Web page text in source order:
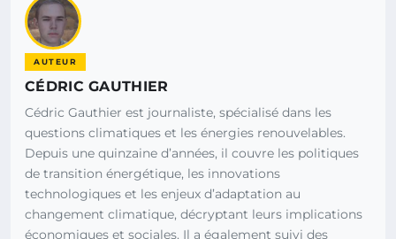
AUTEUR
CÉDRIC GAUTHIER
Cédric Gauthier est journaliste, spécialisé dans les
questions climatiques et les énergies renouvelables.
Depuis une quinzaine d’années, il couvre les politiques
de transition énergétique, les innovations
technologiques et les enjeux d’adaptation au
changement climatique, décryptant leurs implications
économiques et sociales. Il a également suivi des